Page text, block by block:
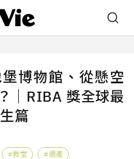
博物館、從懸空
｜RIBA 獎全球最
篇
教堂 遺產